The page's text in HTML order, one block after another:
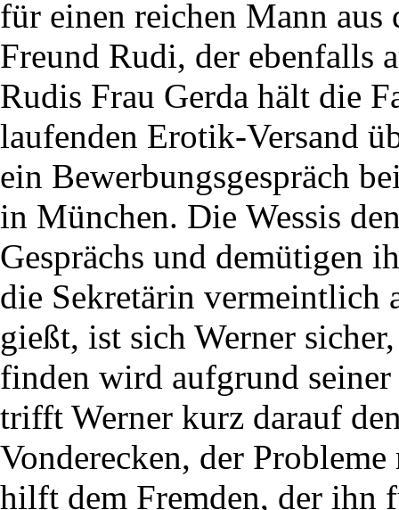
für einen reichen Mann aus
Freund Rudi, der ebenfalls
Rudis Frau Gerda hält die
laufenden Erotik-Versand
ein Bewerbungsgespräch
in München. Die Wessis
Gesprächs und demütigen
die Sekretärin vermeintlich
gießt, ist sich Werner
finden wird aufgrund
trifft Werner kurz darauf
Vonderecken, der
hilft dem Fremden, der ihn